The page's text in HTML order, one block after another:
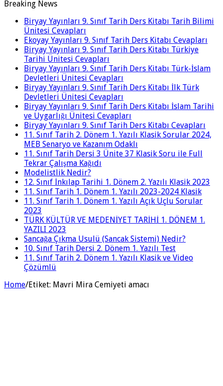
Breaking News
Biryay Yayınları 9. Sınıf Tarih Ders Kitabı Tarih Bilimi
Ünitesi Cevapları
Ekoyay Yayınları 9. Sınıf Tarih Ders Kitabı Cevapları
Biryay Yayınları 9. Sınıf Tarih Ders Kitabı Türkiye
Tarihi Ünitesi Cevapları
Biryay Yayınları 9. Sınıf Tarih Ders Kitabı Türk-İslam
Devletleri Ünitesi Cevapları
Biryay Yayınları 9. Sınıf Tarih Ders Kitabı İlk Türk
Devletleri Ünitesi Cevapları
Biryay Yayınları 9. Sınıf Tarih Ders Kitabı İslam Tarihi
ve Uygarlığı Ünitesi Cevapları
Biryay Yayınları 9. Sınıf Tarih Ders Kitabı Cevapları
11. Sınıf Tarih 2. Dönem 1. Yazılı Klasik Sorular 2024,
MEB Senaryo ve Kazanım Odaklı
11. Sınıf Tarih Dersi 3 Ünite 37 Klasik Soru ile Full
Tekrar Çalışma Kağıdı
Modelistlik Nedir?
12. Sınıf İnkılap Tarihi 1. Dönem 2. Yazılı Klasik 2023
11. Sınıf Tarih 1. Dönem 1. Yazılı 2023-2024 Klasik
11. Sınıf Tarih 1. Dönem 1. Yazılı Açık Uçlu Sorular
2023
TÜRK KÜLTÜR VE MEDENİYET TARİHİ 1. DÖNEM 1.
YAZILI 2023
Sancağa Çıkma Usulü (Sancak Sistemi) Nedir?
10. Sınıf Tarih Dersi 2. Dönem 1. Yazılı Test
11. Sınıf Tarih 2. Dönem 1. Yazılı Klasik ve Video
Çözümlü
Home/Etiket: Mavri Mira Cemiyeti amacı